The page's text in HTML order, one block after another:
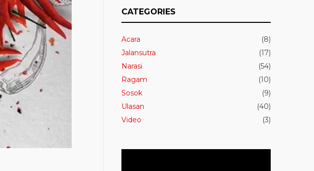
CATEGORIES
Acara
(8)
Jalansutra
(17)
Narasi
(54)
Ragam
(10)
Sosok
(9)
Ulasan
(40)
Video
(3)